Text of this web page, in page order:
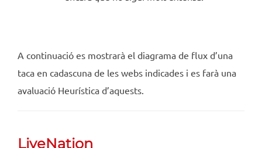
A continuació es mostrarà el diagrama de flux d’una
taca en cadascuna de les webs indicades i es farà una
avaluació Heurística d’aquests.
LiveNation